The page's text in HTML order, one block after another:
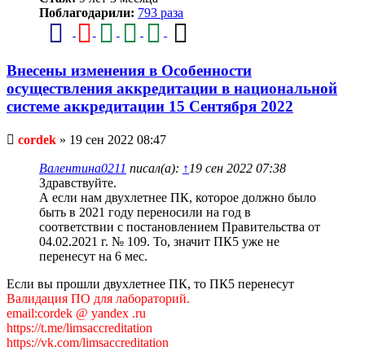
Поблагодарили: 793 раза
Внесены изменения в Особенности
осуществления аккредитации в национальной
системе аккредитации 15 Сентября 2022
Непрочитанное
cordek » 19 сен 2022 08:47
Валентина0211 писал(а): ↑ 19 сен 2022 07:38
Здравствуйте.
А если нам двухлетнее ПК, которое должно было
быть в 2021 году переносили на год в
соответствии с постановлением Правительства от
04.02.2021 г. № 109. То, значит ПК5 уже не
перенесут на 6 мес.
Если вы прошли двухлетнее ПК, то ПК5 перенесут
Валидация ПО для лабораторий.
email:cordek @ yandex .ru
https://t.me/limsaccreditation
https://vk.com/limsaccreditation